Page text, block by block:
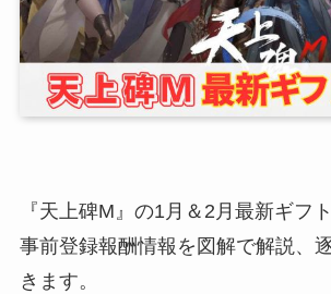
『天上碑M』の1月＆2月最新ギフ
事前登録報酬情報を図解で解説、
きます。